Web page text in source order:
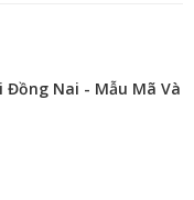
Đồng Nai - Mẫu Mã Và